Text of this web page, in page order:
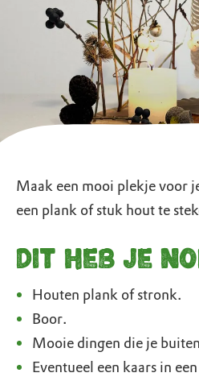
Maak een mooi plekje voor
een plank of stuk hout te
Dit heb je
Houten plank of stronk.
Boor.
Mooie dingen die je
Eventueel een kaars in